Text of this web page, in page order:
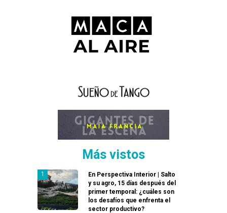
Más vistos
En Perspectiva Interior | Salto
y su agro, 15 días después del
primer temporal: ¿cuáles son
los desafíos que enfrenta el
sector productivo?